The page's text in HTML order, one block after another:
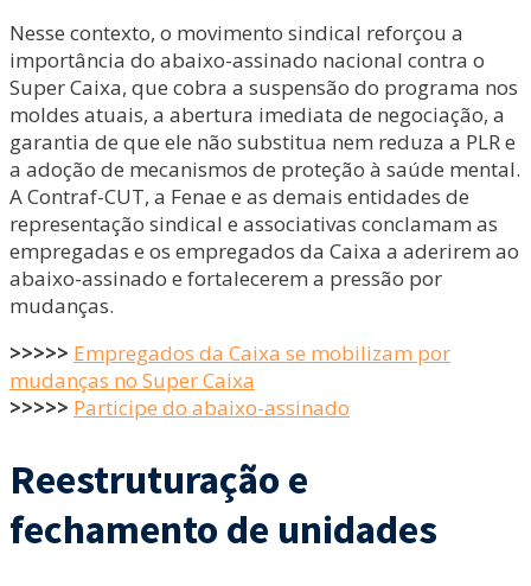
Nesse contexto, o movimento sindical reforçou a
importância do abaixo-assinado nacional contra o
Super Caixa, que cobra a suspensão do programa nos
moldes atuais, a abertura imediata de negociação, a
garantia de que ele não substitua nem reduza a PLR e
a adoção de mecanismos de proteção à saúde mental.
A Contraf-CUT, a Fenae e as demais entidades de
representação sindical e associativas conclamam as
empregadas e os empregados da Caixa a aderirem ao
abaixo-assinado e fortalecerem a pressão por
mudanças.
>>>>> Empregados da Caixa se mobilizam por
mudanças no Super Caixa
>>>>> Participe do abaixo-assinado
Reestruturação e
fechamento de unidades